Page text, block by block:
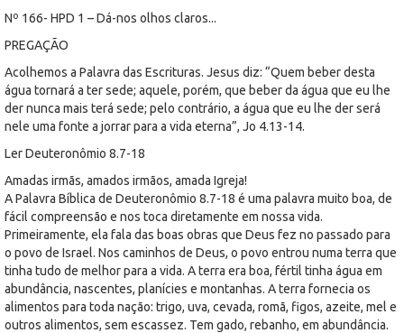
Nº 166- HPD 1 – Dá-nos olhos claros...
PREGAÇÃO
Acolhemos a Palavra das Escrituras. Jesus diz: “Quem beber desta
água tornará a ter sede; aquele, porém, que beber da água que eu lhe
der nunca mais terá sede; pelo contrário, a água que eu lhe der será
nele uma fonte a jorrar para a vida eterna”, Jo 4.13-14.
Ler Deuteronômio 8.7-18
Amadas irmãs, amados irmãos, amada Igreja!
A Palavra Bíblica de Deuteronômio 8.7-18 é uma palavra muito boa, de
fácil compreensão e nos toca diretamente em nossa vida.
Primeiramente, ela fala das boas obras que Deus fez no passado para
o povo de Israel. Nos caminhos de Deus, o povo entrou numa terra que
tinha tudo de melhor para a vida. A terra era boa, fértil tinha água em
abundância, nascentes, planícies e montanhas. A terra fornecia os
alimentos para toda nação: trigo, uva, cevada, romã, figos, azeite, mel e
outros alimentos, sem escassez. Tem gado, rebanho, em abundância.